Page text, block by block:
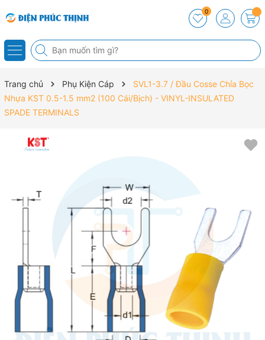
0
Trang chủ Phụ Kiện Cáp
SVL1-3.7 / Đầu Cosse Chỉa Bọc
Nhựa KST 0.5-1.5 mm2 (100 Cái/Bịch) - VINYL-INSULATED
SPADE TERMINALS